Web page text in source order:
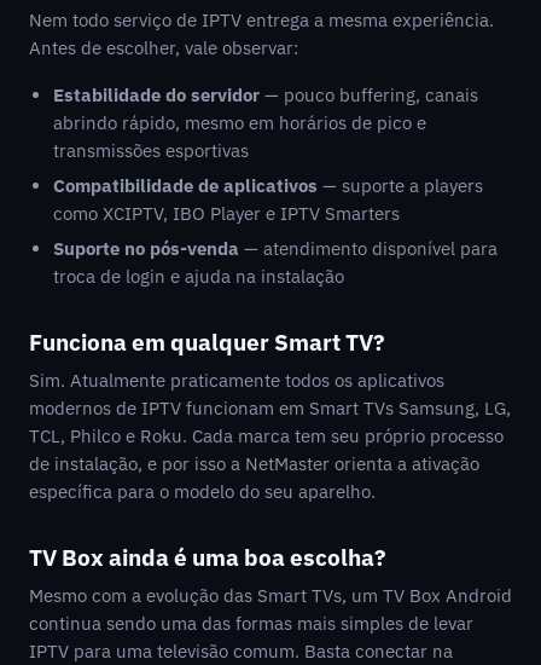
Nem todo serviço de IPTV entrega a mesma experiência.
Antes de escolher, vale observar:
Estabilidade do servidor — pouco buffering, canais
abrindo rápido, mesmo em horários de pico e
transmissões esportivas
Compatibilidade de aplicativos — suporte a players
como XCIPTV, IBO Player e IPTV Smarters
Suporte no pós-venda — atendimento disponível para
troca de login e ajuda na instalação
Funciona em qualquer Smart TV?
Sim. Atualmente praticamente todos os aplicativos
modernos de IPTV funcionam em Smart TVs Samsung, LG,
TCL, Philco e Roku. Cada marca tem seu próprio processo
de instalação, e por isso a NetMaster orienta a ativação
específica para o modelo do seu aparelho.
TV Box ainda é uma boa escolha?
Mesmo com a evolução das Smart TVs, um TV Box Android
continua sendo uma das formas mais simples de levar
IPTV para uma televisão comum. Basta conectar na